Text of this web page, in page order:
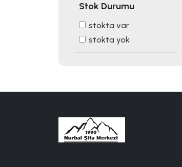
Stok Durumu
stokta var
stokta yok